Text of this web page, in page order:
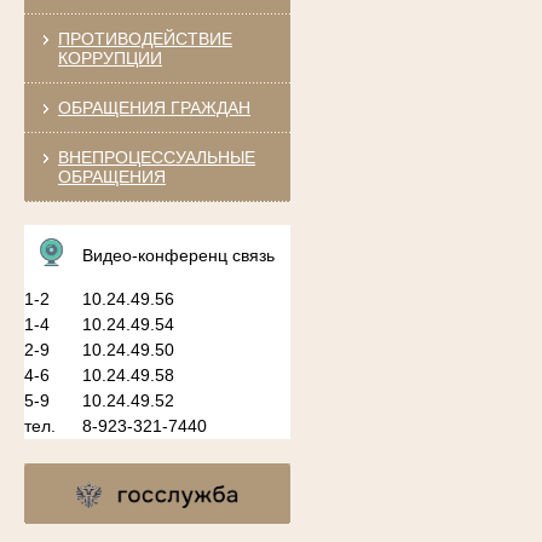
ПРОТИВОДЕЙСТВИЕ
КОРРУПЦИИ
ОБРАЩЕНИЯ ГРАЖДАН
ВНЕПРОЦЕССУАЛЬНЫЕ
ОБРАЩЕНИЯ
Видео-конференц связь
1-2
10.24.49.56
1-4
10.24.49.54
2-9
10.24.49.50
4-6
10.24.49.58
5-9
10.24.49.52
тел.
8-923-321-7440